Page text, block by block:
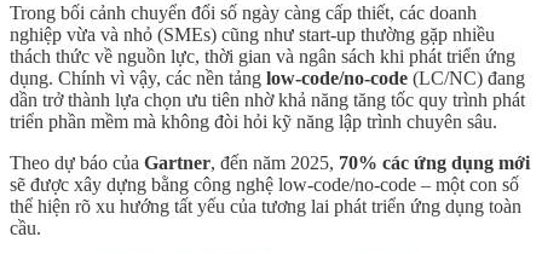
Trong bối cảnh chuyển đổi số ngày càng cấp thiết, các doanh
nghiệp vừa và nhỏ (SMEs) cũng như start-up thường gặp nhiều
thách thức về nguồn lực, thời gian và ngân sách khi phát triển ứng
dụng. Chính vì vậy, các nền tảng low-code/no-code (LC/NC) đang
dần trở thành lựa chọn ưu tiên nhờ khả năng tăng tốc quy trình phát
triển phần mềm mà không đòi hỏi kỹ năng lập trình chuyên sâu.
Theo dự báo của Gartner, đến năm 2025, 70% các ứng dụng mới
sẽ được xây dựng bằng công nghệ low-code/no-code – một con số
thể hiện rõ xu hướng tất yếu của tương lai phát triển ứng dụng toàn
cầu.